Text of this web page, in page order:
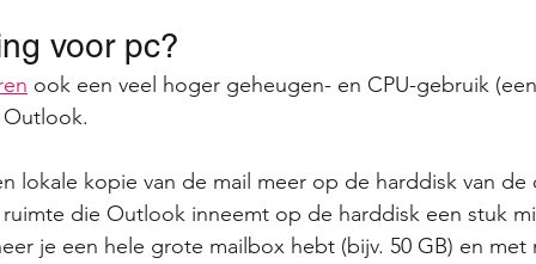
voor pc?
ook een veel hoger geheugen- en CPU-gebruik
lokale kopie van de mail meer op de harddisk van
die Outlook inneemt op de harddisk een stuk
je een hele grote mailbox hebt (bijv. 50 GB) en